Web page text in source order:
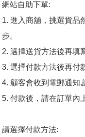
網站自助下單:
1. 進入商舖，挑選貨品
步。
2. 選擇送貨方法後再填
3. 選擇付款方法後再付
4. 顧客會收到電郵通知
5. 付款後，請在訂單內
請選擇付款方法: